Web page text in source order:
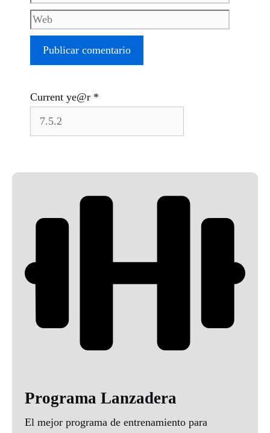
electrónico
Current ye@r *
Programa Lanzadera
El mejor programa de entrenamiento para